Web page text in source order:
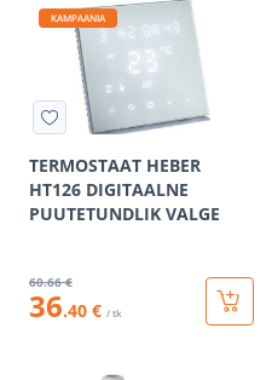
KAMPAANIA
TERMOSTAAT HEBER
HT126 DIGITAALNE
PUUTETUNDLIK VALGE
60.66 €
36.40 € / tk